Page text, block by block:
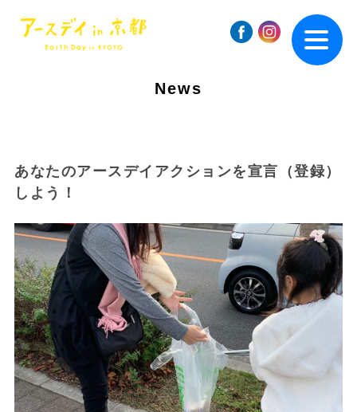
News
あなたのアースデイアクションを宣言（登録）
しよう！